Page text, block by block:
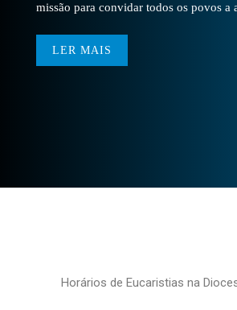
missão para convidar todos os povos a
LER MAIS
Horários de Eucaristias na